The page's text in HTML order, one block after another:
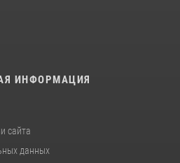
ИНФОРМАЦИЯ
сайта
данных